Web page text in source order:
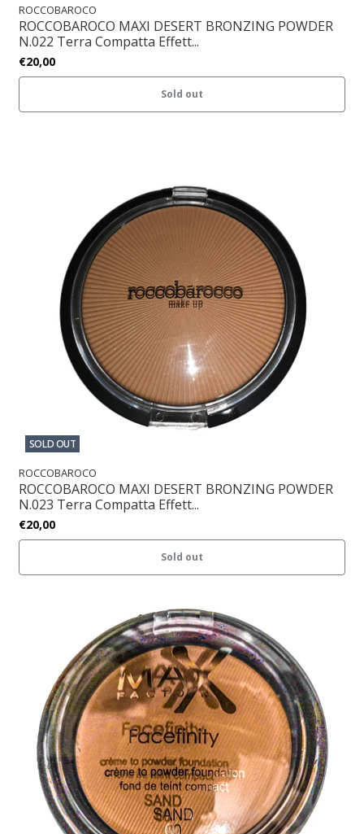
ROCCOBAROCO
ROCCOBAROCO MAXI DESERT BRONZING POWDER
N.022 Terra Compatta Effett...
€20,00
Sold out
SOLD OUT
ROCCOBAROCO
ROCCOBAROCO MAXI DESERT BRONZING POWDER
N.023 Terra Compatta Effett...
€20,00
Sold out